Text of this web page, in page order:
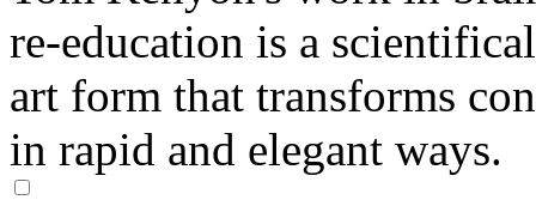
re-education is a
art form that transforms
in rapid and elegant ways.